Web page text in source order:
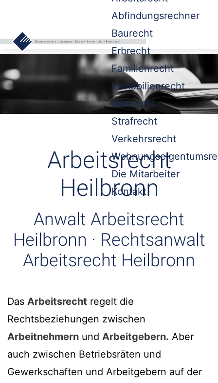
Abfindungsrechner
Baurecht
Erbrecht
Familienrecht
Immobilienrecht
Mietrecht
Strafrecht
Verkehrsrecht
Die Mitarbeiter
Kontakt
Arbeitsrecht
Heilbronn
Anwalt Arbeitsrecht
Heilbronn · Rechtsanwalt
Arbeitsrecht Heilbronn
Das Arbeitsrecht regelt die
Rechtsbeziehungen zwischen
Arbeitnehmern und Arbeitgebern. Aber
auch zwischen Betriebsräten und
Gewerkschaften und Arbeitgebern auf der